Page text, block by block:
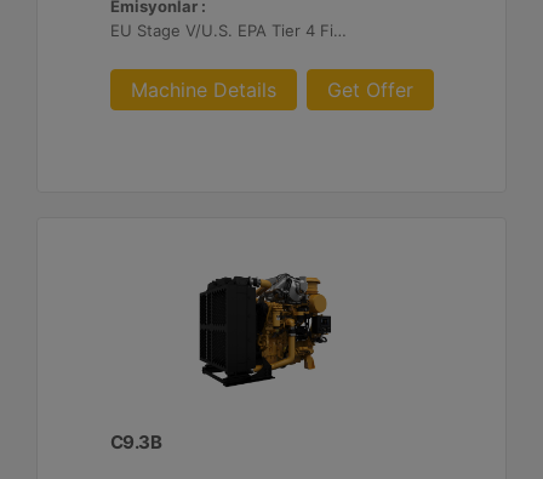
Emisyonlar :
EU Stage V/U.S. EPA Tier 4 Final/ Japan 2014 (Tier 4 Final)
Machine Details Get Offer
C9.3B